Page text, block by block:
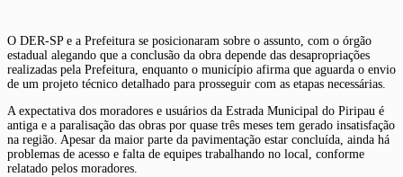
O DER-SP e a Prefeitura se posicionaram sobre o assunto, com o órgão
estadual alegando que a conclusão da obra depende das desapropriações
realizadas pela Prefeitura, enquanto o município afirma que aguarda o envio
de um projeto técnico detalhado para prosseguir com as etapas necessárias.
A expectativa dos moradores e usuários da Estrada Municipal do Piripau é
antiga e a paralisação das obras por quase três meses tem gerado insatisfação
na região. Apesar da maior parte da pavimentação estar concluída, ainda há
problemas de acesso e falta de equipes trabalhando no local, conforme
relatado pelos moradores.